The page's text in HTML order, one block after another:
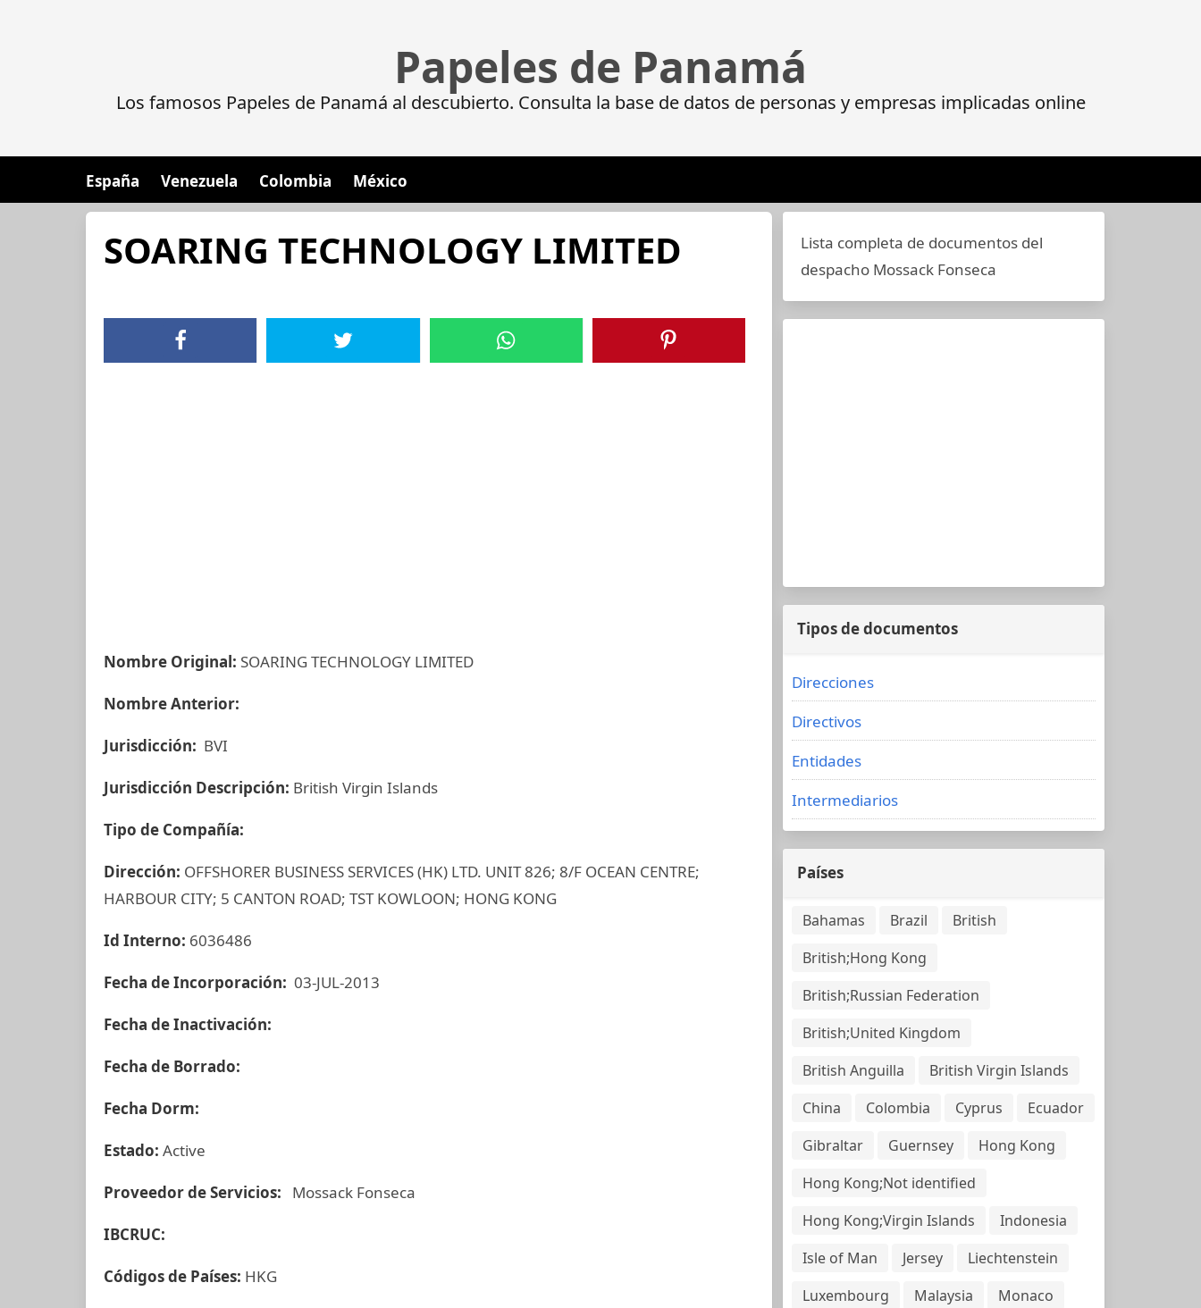
Papeles de Panamá
Los famosos Papeles de Panamá al descubierto. Consulta la base de datos de personas y empresas implicadas online
España Venezuela Colombia México
SOARING TECHNOLOGY LIMITED
Nombre Original: SOARING TECHNOLOGY LIMITED
Nombre Anterior:
Jurisdicción: BVI
Jurisdicción Descripción: British Virgin Islands
Tipo de Compañía:
Dirección: OFFSHORER BUSINESS SERVICES (HK) LTD. UNIT 826; 8/F OCEAN CENTRE;
HARBOUR CITY; 5 CANTON ROAD; TST KOWLOON; HONG KONG
Id Interno: 6036486
Fecha de Incorporación: 03-JUL-2013
Fecha de Inactivación:
Fecha de Borrado:
Fecha Dorm:
Estado: Active
Proveedor de Servicios: Mossack Fonseca
IBCRUC:
Códigos de Países: HKG
Lista completa de documentos del
despacho Mossack Fonseca
Tipos de documentos
Direcciones
Directivos
Entidades
Intermediarios
Países
Bahamas Brazil
British
British;Hong Kong
British;Russian Federation
British;United Kingdom
British Anguilla
British Virgin Islands
China
Colombia Cyprus
Ecuador
Gibraltar
Guernsey
Hong Kong
Hong Kong;Not identified
Hong Kong;Virgin Islands
Indonesia
Isle of Man
Jersey
Liechtenstein
Luxembourg
Malaysia
Monaco